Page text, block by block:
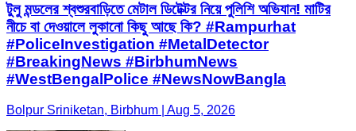
টুলু মন্ডলের শ্বশুরবাড়িতে মেটাল ডিটেক্টর নিয়ে পুলিশি অভিযান! মাটির
নীচে বা দেওয়ালে লুকানো কিছু আছে কি? #Rampurhat
#PoliceInvestigation #MetalDetector
#BreakingNews #BirbhumNews
#WestBengalPolice #NewsNowBangla
Bolpur Sriniketan, Birbhum | Aug 5, 2026